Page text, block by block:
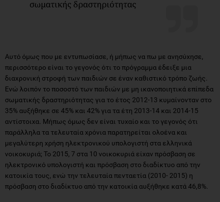
σωματικής δραστηριότητας
Αυτό όμως που με εντυπωσίασε, ή μήπως να πω με ανησύχησε,
περισσότερο είναι το γεγονός ότι το πρόγραμμα έδειξε μια
διαχρονική στροφή των παιδιών σε έναν καθιστικό τρόπο ζωής.
Ενώ λοιπόν το ποσοστό των παιδιών με μη ικανοποιητικά επίπεδα
σωματικής δραστηριότητας για το έτος 2012-13 κυμαίνονταν στο
35% αυξήθηκε σε 45% και 42% για τα έτη 2013-14 και 2014-15
αντίστοιχα. Μήπως όμως δεν είναι τυχαίο και το γεγονός ότι
παράλληλα τα τελευταία χρόνια παρατηρείται ολοένα και
μεγαλύτερη χρήση ηλεκτρονικού υπολογιστή στα ελληνικά
νοικοκυριά; Το 2015, 7 στα 10 νοικοκυριά είχαν πρόσβαση σε
ηλεκτρονικό υπολογιστή και πρόσβαση στο διαδίκτυο από την
κατοικία τους, ενώ την τελευταία πενταετία (2010- 2015) η
πρόσβαση στο διαδίκτυο από την κατοικία αυξήθηκε κατά 46,8%.